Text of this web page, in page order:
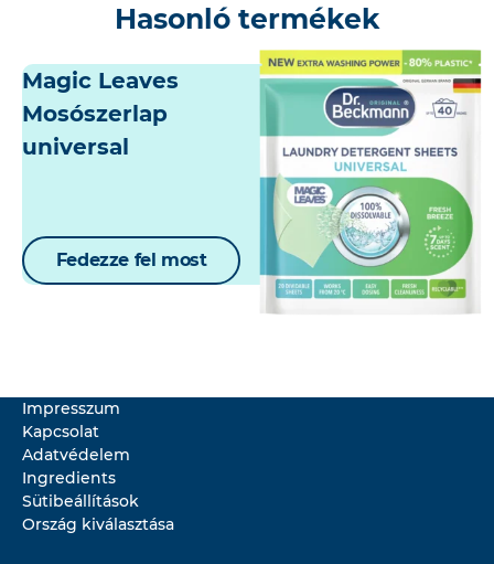
Hasonló termékek
Magic Leaves
Mosószerlap
universal
Fedezze fel most
Impresszum
Kapcsolat
Adatvédelem
Ingredients
Sütibeállítások
Ország kiválasztása